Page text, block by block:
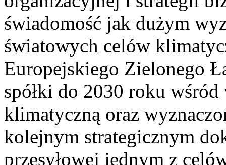
świadomość jak dużym
światowych celów
Europejskiego Zielonego
spółki do 2030 roku
klimatyczną oraz
kolejnym strategicznym
przesyłowej jednym z